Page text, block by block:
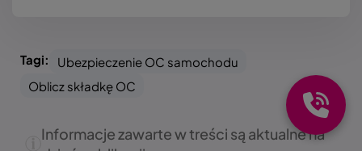
Tagi:
Ubezpieczenie OC samochodu
Oblicz składkę OC
Informacje zawarte w treści są aktualne na